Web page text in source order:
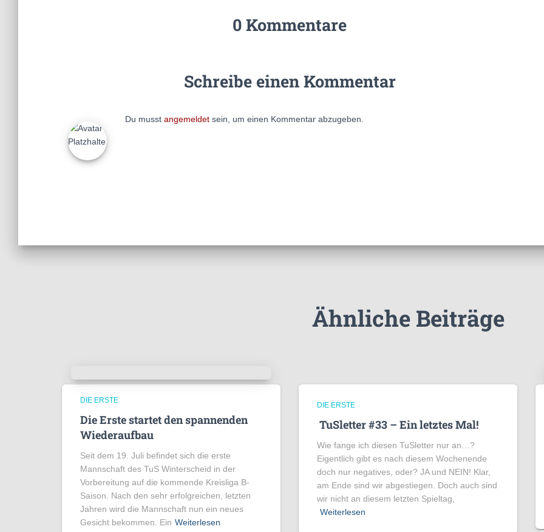
0 Kommentare
Schreibe einen Kommentar
Du musst angemeldet sein, um einen Kommentar abzugeben.
Ähnliche Beiträge
DIE ERSTE
Die Erste startet den spannenden
Wiederaufbau
Seit dem 19. Juli befindet sich die erste
Mannschaft des TuS Winterscheid in der
Vorbereitung auf die kommende Kreisliga B-
Saison. Nach den sehr erfolgreichen, letzten
Jahren wird die Mannschaft nun ein neues
Gesicht bekommen. Ein Weiterlesen
DIE ERSTE
TuSletter #33 – Ein letztes Mal!
Wie fange ich diesen TuSletter nur an…?
Eigentlich gibt es nach diesem Wochenende
doch nur negatives, oder? JA und NEIN! Klar,
am Ende sind wir abgestiegen. Doch auch sind
wir nicht an diesem letzten Spieltag,
Weiterlesen